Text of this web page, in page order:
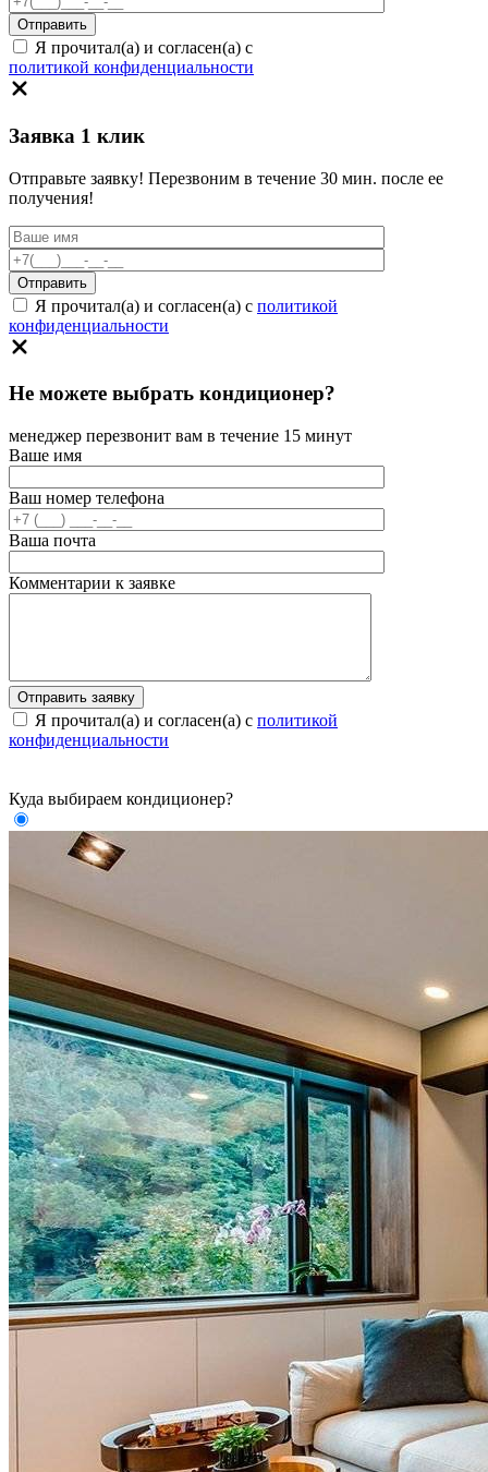
Я прочитал(а) и согласен(а) с
политикой конфиденциальности
Заявка 1 клик
Отправьте заявку! Перезвоним в течение 30 мин. после ее
получения!
Я прочитал(а) и согласен(а) с политикой
конфиденциальности
Не можете выбрать кондиционер?
менеджер перезвонит вам в течение 15 минут
Ваше имя
Ваш номер телефона
Ваша почта
Комментарии к заявке
Я прочитал(а) и согласен(а) с политикой
конфиденциальности
Куда выбираем кондиционер?